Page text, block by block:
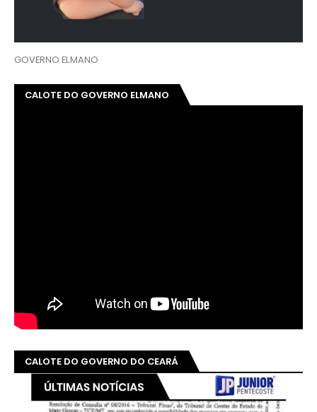
GOVERNO ELMANO
CALOTE DO GOVERNO ELMANO
CALOTE DO GOVERNO DO CEARÁ